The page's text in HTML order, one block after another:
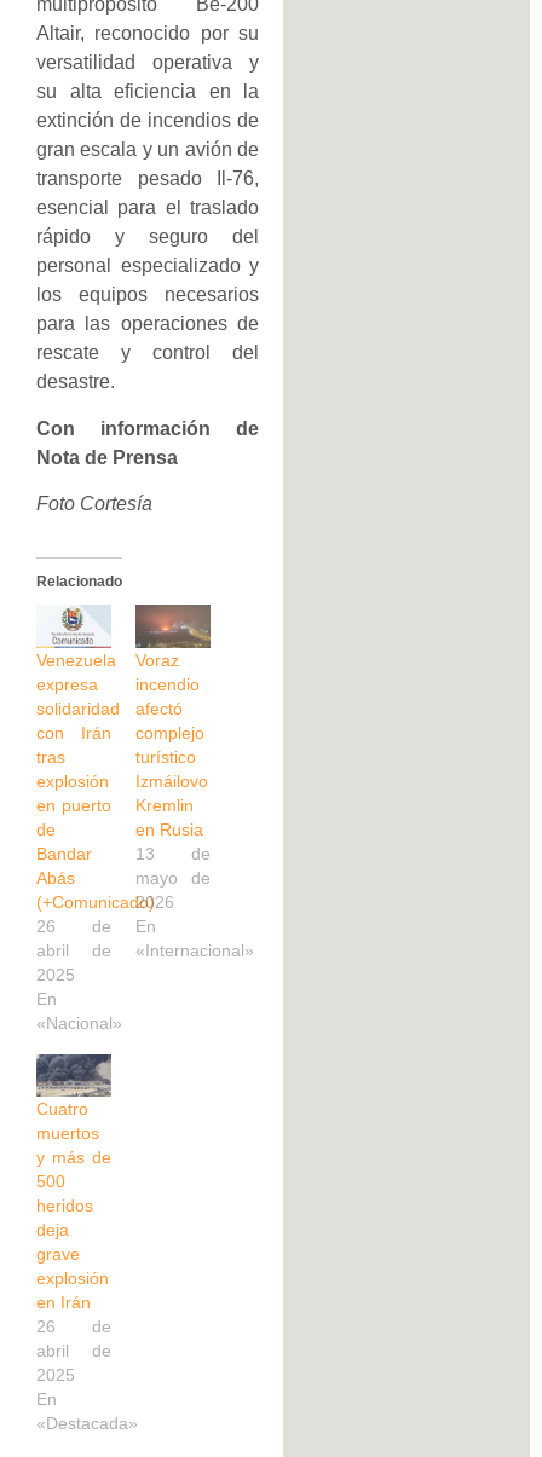
multipropósito Be-200
Altair, reconocido por su
versatilidad operativa y
su alta eficiencia en la
extinción de incendios de
gran escala y un avión de
transporte pesado Il-76,
esencial para el traslado
rápido y seguro del
personal especializado y
los equipos necesarios
para las operaciones de
rescate y control del
desastre.
Con información de
Nota de Prensa
Foto Cortesía
Relacionado
Venezuela
expresa
solidaridad
con Irán
tras
explosión
en puerto
de
Bandar
Abás
(+Comunicado)
26 de
abril de
2025
En
«Nacional»
Voraz
incendio
afectó
complejo
turístico
Izmáilovo
Kremlin
en Rusia
13 de
mayo de
2026
En
«Internacional»
Cuatro
muertos
y más de
500
heridos
deja
grave
explosión
en Irán
26 de
abril de
2025
En
«Destacada»